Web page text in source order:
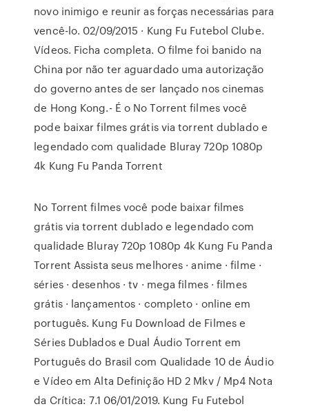
novo inimigo e reunir as forças necessárias para
vencê-lo. 02/09/2015 · Kung Fu Futebol Clube.
Vídeos. Ficha completa. O filme foi banido na
China por não ter aguardado uma autorização
do governo antes de ser lançado nos cinemas
de Hong Kong.- É o No Torrent filmes você
pode baixar filmes grátis via torrent dublado e
legendado com qualidade Bluray 720p 1080p
4k Kung Fu Panda Torrent
No Torrent filmes você pode baixar filmes
grátis via torrent dublado e legendado com
qualidade Bluray 720p 1080p 4k Kung Fu Panda
Torrent Assista seus melhores · anime · filme ·
séries · desenhos · tv · mega filmes · filmes
grátis · lançamentos · completo · online em
português. Kung Fu Download de Filmes e
Séries Dublados e Dual Áudio Torrent em
Português do Brasil com Qualidade 10 de Áudio
e Vídeo em Alta Definição HD 2 Mkv / Mp4 Nota
da Crítica: 7.1 06/01/2019. Kung Fu Futebol